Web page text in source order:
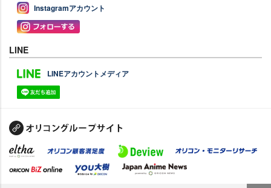
Instagramアカウント
LINE
LINEアカウントメディア